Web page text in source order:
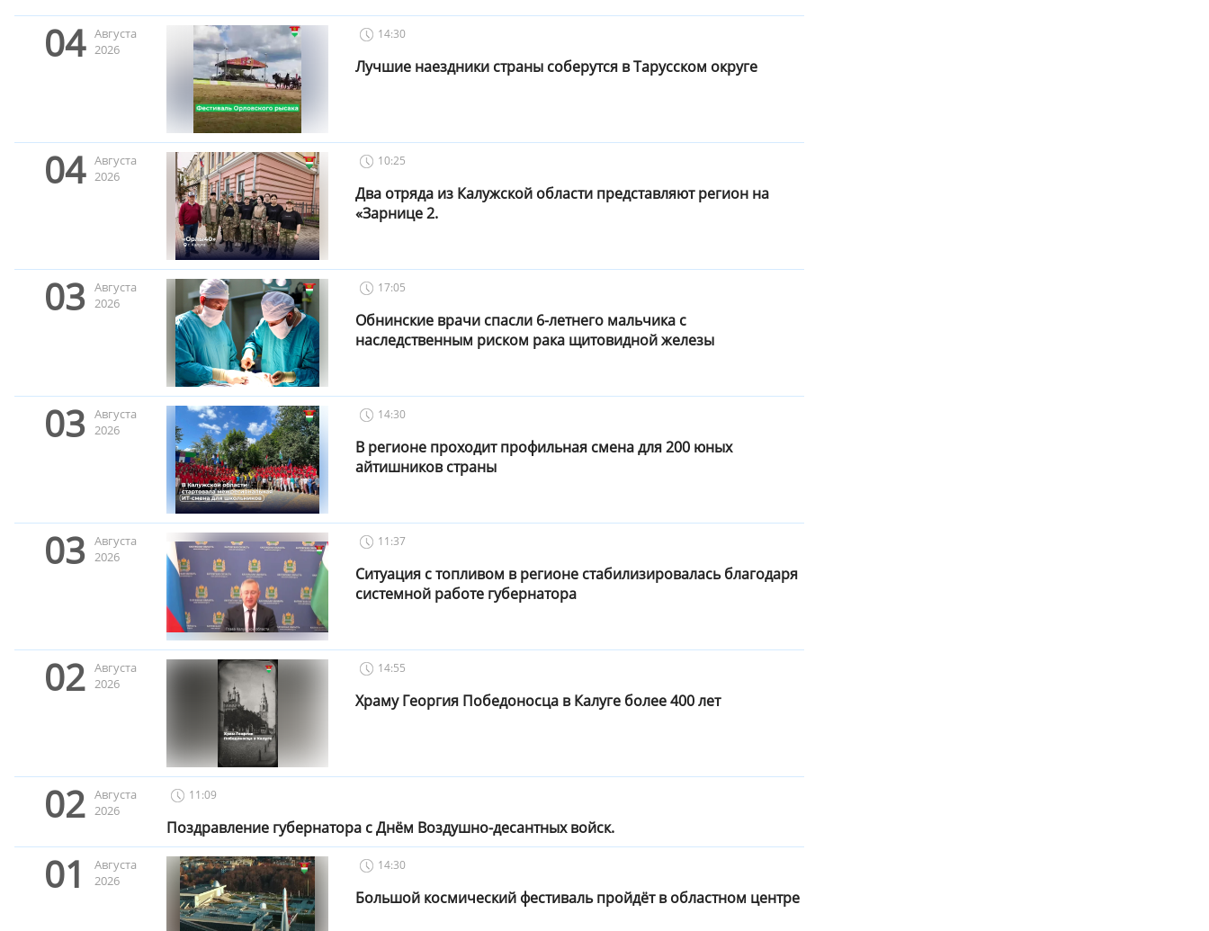
04 Августа
2026
14:30
Лучшие наездники страны соберутся в Тарусском округе
04 Августа
2026
10:25
Два отряда из Калужской области представляют регион на
«Зарнице 2.
03 Августа
2026
17:05
Обнинские врачи спасли 6-летнего мальчика с
наследственным риском рака щитовидной железы
03 Августа
2026
14:30
В регионе проходит профильная смена для 200 юных
айтишников страны
03 Августа
2026
11:37
Ситуация с топливом в регионе стабилизировалась благодаря
системной работе губернатора
02 Августа
2026
14:55
Храму Георгия Победоносца в Калуге более 400 лет
02 Августа
2026
11:09
Поздравление губернатора с Днём Воздушно-десантных войск.
01
Августа
2026
14:30
Большой космический фестиваль пройдёт в областном центре